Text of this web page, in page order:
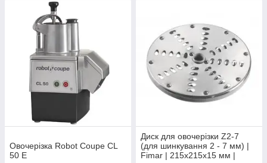
Овочерізка Robot Coupe CL
50 E
Диск для овочерізки Z2-7
(для шинкування 2 - 7 мм) |
Fimar | 215x215x15 мм |